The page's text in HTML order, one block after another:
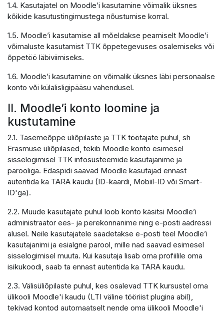
1.4. Kasutajatel on Moodle’i kasutamine võimalik üksnes
kõikide kasutustingimustega nõustumise korral.
1.5. Moodle’i kasutamise all mõeldakse peamiselt Moodle’i
võimaluste kasutamist TTK õppetegevuses osalemiseks või
õppetöö läbiviimiseks.
1.6. Moodle’i kasutamine on võimalik üksnes läbi personaalse
konto või külalisligipääsu vahendusel.
II. Moodle’i konto loomine ja
kustutamine
2.1. Tasemeõppe üliõpilaste ja TTK töötajate puhul, sh
Erasmuse üliõpilased, tekib Moodle konto esimesel
sisselogimisel TTK infosüsteemide kasutajanime ja
parooliga. Edaspidi saavad Moodle kasutajad ennast
autentida ka TARA kaudu (ID-kaardi, Mobiil-ID või Smart-
ID'ga).
2.2. Muude kasutajate puhul loob konto käsitsi Moodle’i
administraator ees- ja perekonnanime ning e-posti aadressi
alusel. Neile kasutajatele saadetakse e-posti teel Moodle’i
kasutajanimi ja esialgne parool, mille nad saavad esimesel
sisselogimisel muuta. Kui kasutaja lisab oma profiilile oma
isikukoodi, saab ta ennast autentida ka TARA kaudu.
2.3. Välisüliõpilaste puhul, kes osalevad TTK kursustel oma
ülikooli Moodle'i kaudu (LTI väline tööriist plugina abil),
tekivad kontod automaatselt nende oma ülikooli Moodle'i